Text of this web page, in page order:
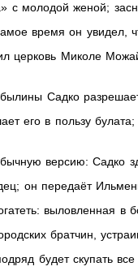
с молодой женой;
время он увидел,
церковь Миколе
былины Садко
его в пользу
версию: Садко
он передаёт
выловленная
братчин,
будет скупать